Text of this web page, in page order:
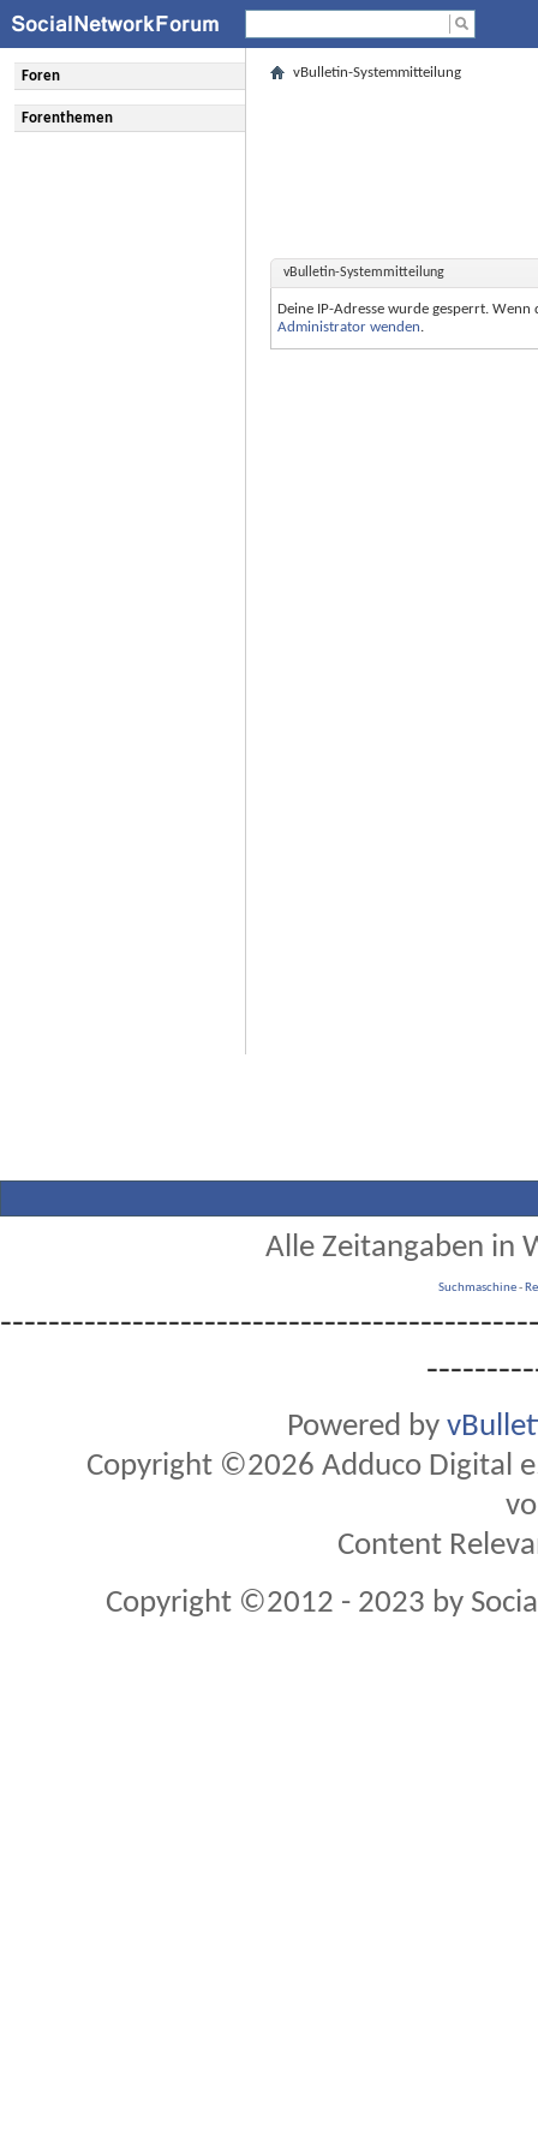
Foren
Forenthemen
vBulletin-Systemmitteilung
vBulletin-Systemmitteilung
Deine IP-Adresse wurde gesperrt.
Administrator wenden.
Alle Zeitangaben in
Suchmaschine-
Powered by
Copyright ©2026 Adduco Digital
Content
Copyright ©2012 - 2023 by